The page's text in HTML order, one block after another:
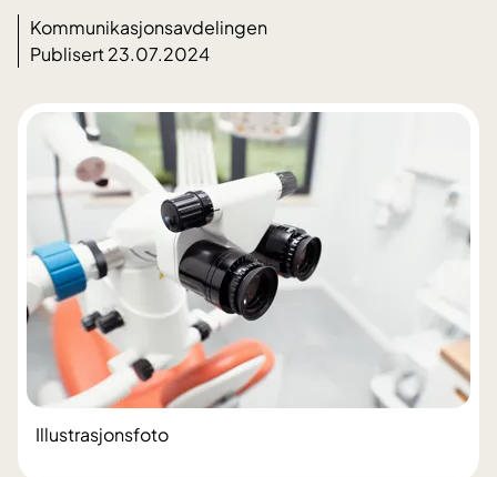
Kommunikasjonsavdelingen
Publisert 23.07.2024
Illustrasjonsfoto